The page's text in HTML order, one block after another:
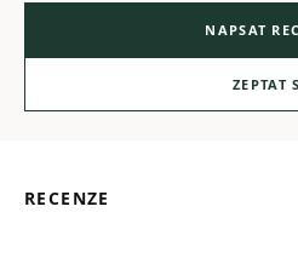
NAPSAT
ZEPTAT
RECENZE